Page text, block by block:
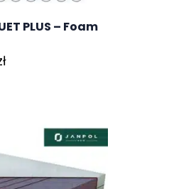
PLUS – Foam
Zakres
do
5